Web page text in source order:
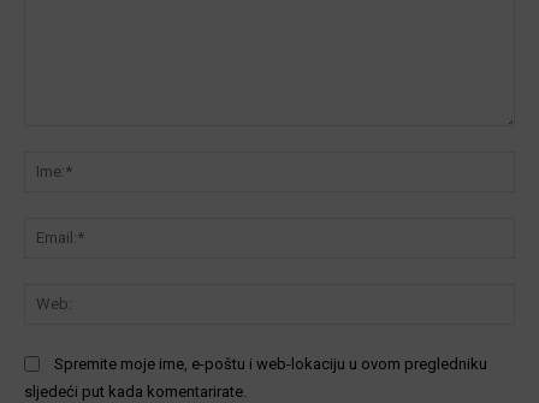
Spremite moje ime, e-poštu i web-lokaciju u ovom pregledniku
sljedeći put kada komentarirate.